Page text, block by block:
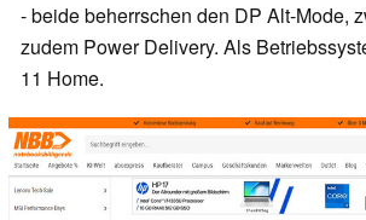
- beide beherrschen den DP Alt-Mode,
zudem Power Delivery. Als
11 Home.